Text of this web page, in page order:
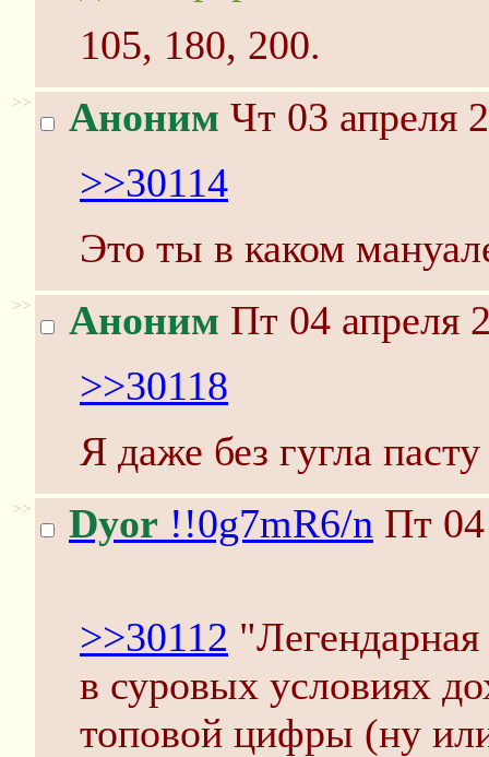
105, 180, 200.
>> Аноним Чт 03 апреля
>>30114
Это ты в каком
>> Аноним Пт 04 апреля
>>30118
Я даже без гугла
>> Dyor !!0g7mR6/n Пт
>>30112
в суровых условиях
топовой цифры (ну